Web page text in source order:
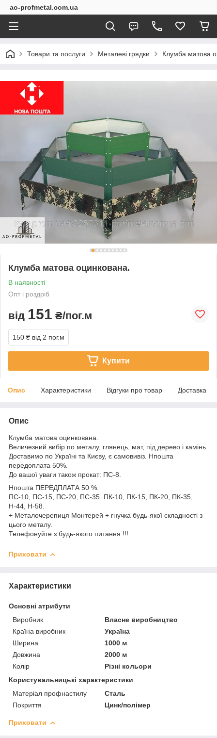
ao-profmetal.com.ua
Товари та послуги Металеві грядки Клумба матова
Клумба матова оцинкована.
В наявності
Опт і роздріб
від 151 ₴/пог.м
150 ₴ від 2 пог.м
Купити
Опис Характеристики Відгуки про товар Доставка
Опис
Клумба матова оцинкована.
Величезний вибір по металу, глянець, мат, під дерево і камінь.
Доставимо по Україні та Києву, є самовивіз. Нпошта
передоплата 50%.
До вашої уваги також прокат: ПС-8.
Нпошта ПЕРЕДПЛАТА 50 %.
ПС-10, ПС-15, ПС-20, ПС-35. ПК-10, ПК-15, ПК-20, ПК-35,
Н-44, Н-58.
+ Металочерепиця Монтерей + гнучка будь-якої складності з
цього металу.
Телефонуйте з будь-якого питання !!!
Приховати
Характеристики
Основні атрибути
Виробник
Власне виробництво
Країна виробник
Україна
Ширина
1000 м
Довжина
2000 м
Колір
Різні кольори
Користувальницькі характеристики
Матеріал профнастилу
Сталь
Покриття
Цинк/полімер
Приховати